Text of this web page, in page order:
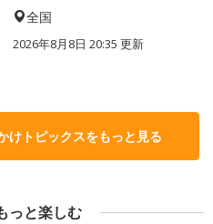
全国
2026年8月8日 20:35 更新
けトピックスをもっと見る
っと楽しむ